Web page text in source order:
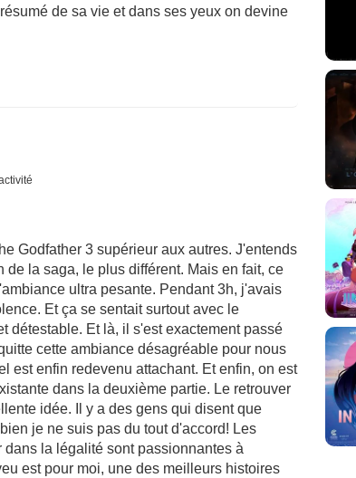
de sa vie et dans ses yeux on devine
Godfather 3 supérieur aux autres. J'entends
la saga, le plus différent. Mais en fait, ce
ultra pesante. Pendant 3h, j'avais
Et ça se sentait surtout avec le
détestable. Et là, il s'est exactement passé
cette ambiance désagréable pour nous
est enfin redevenu attachant. Et enfin, on est
dans la deuxième partie. Le retrouver
idée. Il y a des gens qui disent que
je ne suis pas du tout d'accord! Les
la légalité sont passionnantes à
est pour moi, une des meilleurs histoires